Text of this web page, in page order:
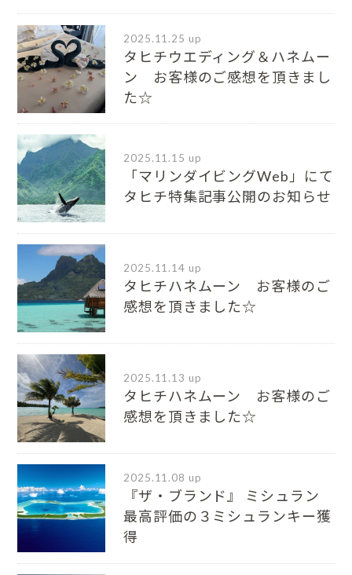
2025.11.25 up
タヒチウエディング＆ハネムー
ン お客様のご感想を頂きまし
た☆
2025.11.15 up
「マリンダイビングWeb」にて
タヒチ特集記事公開のお知らせ
2025.11.14 up
タヒチハネムーン お客様のご
感想を頂きました☆
2025.11.13 up
タヒチハネムーン お客様のご
感想を頂きました☆
2025.11.08 up
『ザ・ブランド』 ミシュラン
最⾼評価の３ミシュランキー獲
得